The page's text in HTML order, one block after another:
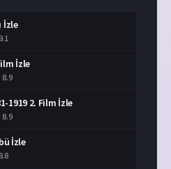
İzle
9.1
İzle
8.9
1919 2. Film İzle
8.9
İzle
8.8